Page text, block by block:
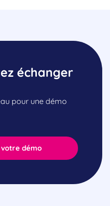
démo
échanger
pour une démo